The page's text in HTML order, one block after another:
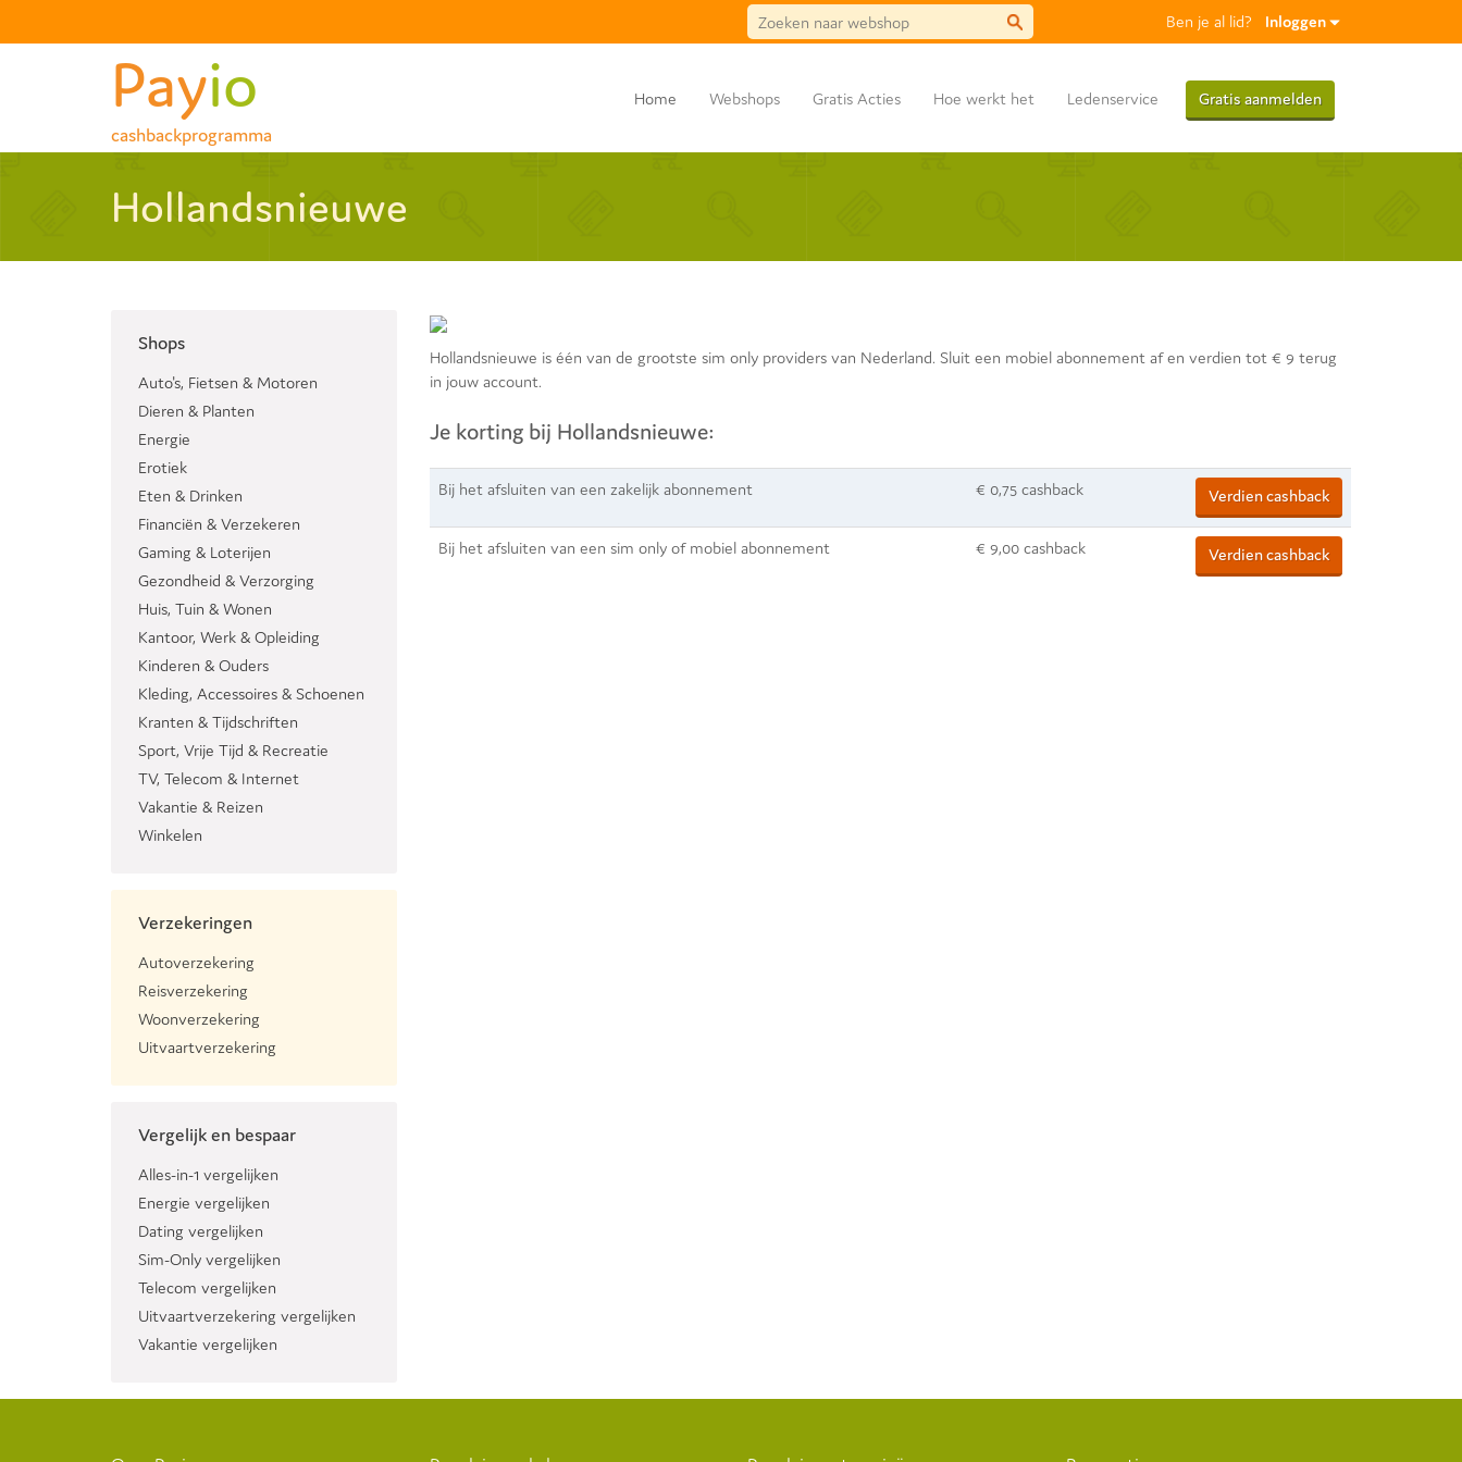
Ben je al lid? Inloggen
Payio
cashbackprogramma
Home Webshops Gratis Acties Hoe werkt het Ledenservice Gratis aanmelden
Hollandsnieuwe
Hollandsnieuwe is één van de grootste sim only providers van Nederland. Sluit een mobiel abonnement af en verdien tot € 9 terug
in jouw account.
Je korting bij Hollandsnieuwe:
Bij het afsluiten van een zakelijk abonnement € 0,75 cashback Verdien cashback
Bij het afsluiten van een sim only of mobiel abonnement € 9,00 cashback Verdien cashback
Shops
Auto's, Fietsen & Motoren
Dieren & Planten
Energie
Erotiek
Eten & Drinken
Financiën & Verzekeren
Gaming & Loterijen
Gezondheid & Verzorging
Huis, Tuin & Wonen
Kantoor, Werk & Opleiding
Kinderen & Ouders
Kleding, Accessoires & Schoenen
Kranten & Tijdschriften
Sport, Vrije Tijd & Recreatie
TV, Telecom & Internet
Vakantie & Reizen
Winkelen
Verzekeringen
Autoverzekering
Reisverzekering
Woonverzekering
Uitvaartverzekering
Vergelijk en bespaar
Alles-in-1 vergelijken
Energie vergelijken
Dating vergelijken
Sim-Only vergelijken
Telecom vergelijken
Uitvaartverzekering vergelijken
Vakantie vergelijken